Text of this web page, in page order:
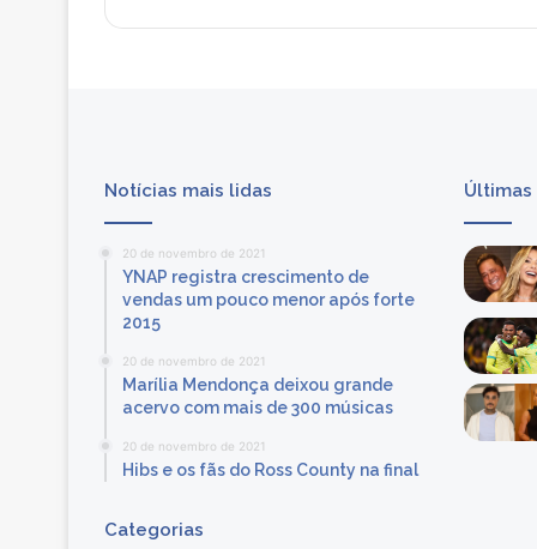
m
n
v
o
s
f
f
a
i
r
Notícias mais lidas
20 de novembro de 2021
YNAP registra crescimento de
vendas um pouco menor após forte
2015
20 de novembro de 2021
Marília Mendonça deixou grande
acervo com mais de 300 músicas
20 de novembro de 2021
Hibs e os fãs do Ross County na final
Categorias